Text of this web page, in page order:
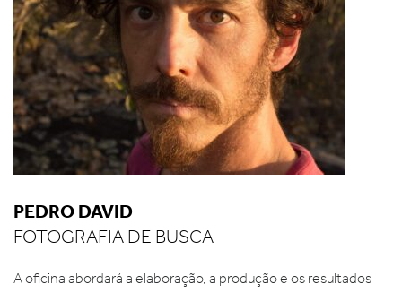
PEDRO DAVID
FOTOGRAFIA DE BUSCA
A oficina abordará a elaboração, a produção e os resultados